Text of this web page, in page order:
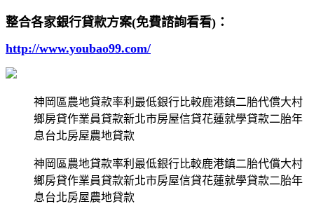
整合各家銀行貸款方案(免費諮詢看看)：
http://www.youbao99.com/
神岡區農地貸款率利最低銀行比較鹿港鎮二胎代償大村
鄉房貸作業員貸款新北市房屋信貸花蓮就學貸款二胎年
息台北房屋農地貸款
神岡區農地貸款率利最低銀行比較鹿港鎮二胎代償大村
鄉房貸作業員貸款新北市房屋信貸花蓮就學貸款二胎年
息台北房屋農地貸款